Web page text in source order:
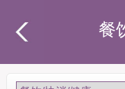
餐